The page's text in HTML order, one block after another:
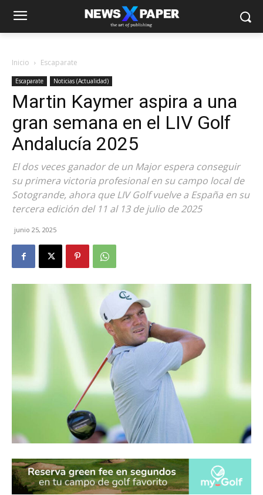
Inicio Escaparate
Escaparate Noticias (Actualidad)
Martin Kaymer aspira a una
gran semana en el LIV Golf
Andalucía 2025
El dos veces ganador de un Major espera conseguir
su primera victoria profesional en su campo local de
Sotogrande, ahora que LIV Golf vuelve a España en su
tercera edición del 11 al 13 de julio de 2025
junio 25, 2025